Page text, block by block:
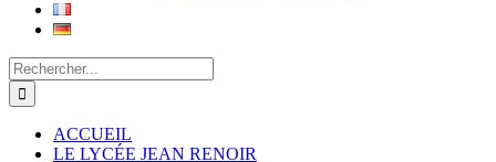
Rechercher:
ACCUEIL
LE LYCÉE JEAN RENOIR